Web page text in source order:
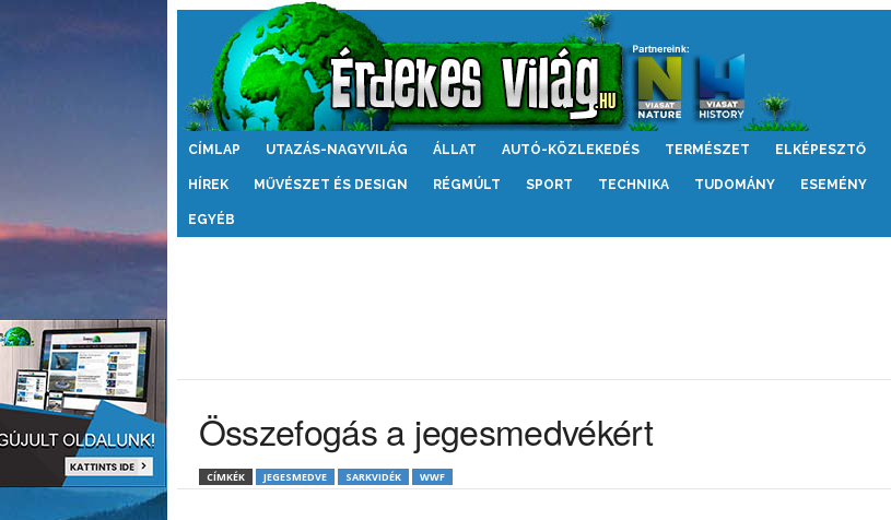
Érdekes
CÍMLAP UTAZÁS-NAGYVILÁG ÁLLAT AUTÓ-KÖZLEKEDÉS TERMÉSZET ELKÉPESZTŐ
HÍREK MŰVÉSZET ÉS DESIGN RÉGMÚLT SPORT TECHNIKA TUDOMÁNY ESEMÉNY
EGYÉB
Összefogás a jegesmedvékért
CÍMKÉK JEGESMEDVE SARKVIDÉK WWF